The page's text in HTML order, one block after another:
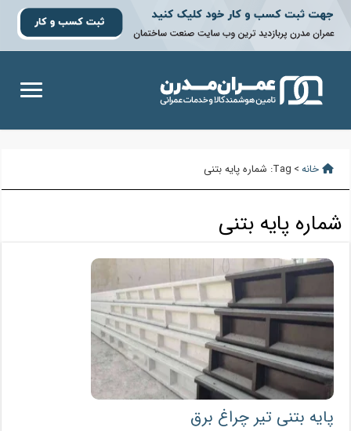
خانه>
Tag: شماره پایه بتنی
شماره پایه بتنی
پایه بتنی تیر چراغ برق